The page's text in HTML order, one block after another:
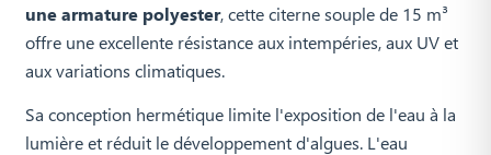
une armature polyester, cette citerne souple de 15 m³
offre une excellente résistance aux intempéries, aux UV et
aux variations climatiques.
Sa conception hermétique limite l'exposition de l'eau à la
lumière et réduit le développement d'algues. L'eau